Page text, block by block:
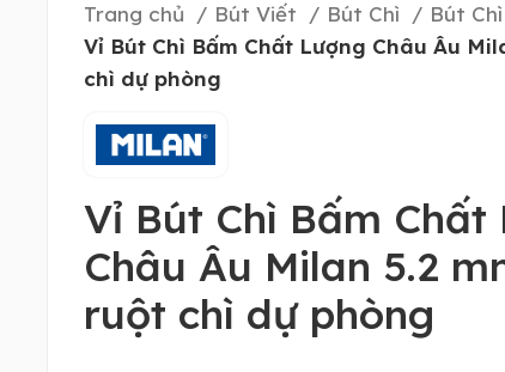
Trang chủ Bút Viết Bút Chì
Bút
Vỉ Bút Chì Bấm Chất Lượng Châu Âu
chì dự phòng
Vỉ Bút Chì Bấm Chất
Châu Âu Milan 5.2
ruột chì dự phòng